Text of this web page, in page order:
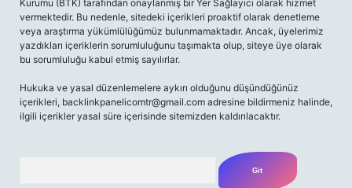
Kurumu (BTK) tarafından onaylanmış bir Yer Sağlayıcı olarak hizmet
vermektedir. Bu nedenle, sitedeki içerikleri proaktif olarak denetleme
veya araştırma yükümlülüğümüz bulunmamaktadır. Ancak, üyelerimiz
yazdıkları içeriklerin sorumluluğunu taşımakta olup, siteye üye olarak
bu sorumluluğu kabul etmiş sayılırlar.
Hukuka ve yasal düzenlemelere aykırı olduğunu düşündüğünüz
içerikleri, backlinkpanelicomtr@gmail.com adresine bildirmeniz halinde,
ilgili içerikler yasal süre içerisinde sitemizden kaldırılacaktır.